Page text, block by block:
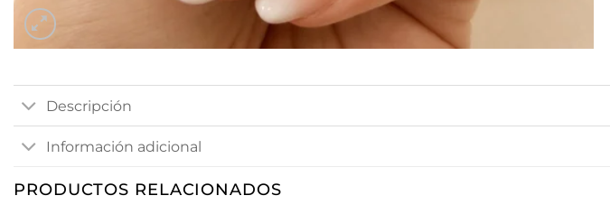
Descripción
Información adicional
PRODUCTOS RELACIONADOS